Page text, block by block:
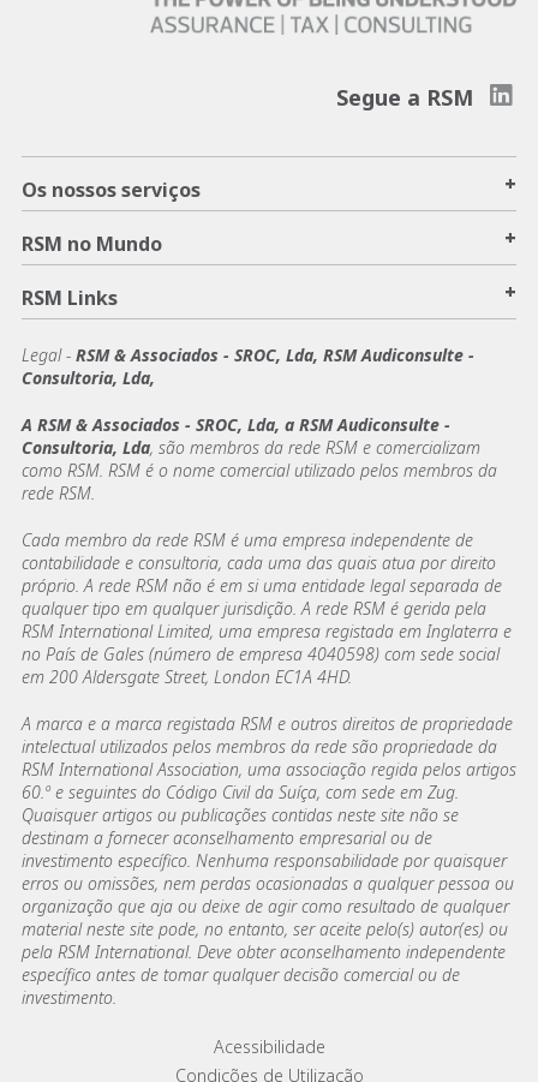
Segue a RSM
Os nossos serviços +
RSM no Mundo +
RSM Links +
Legal - RSM & Associados - SROC, Lda, RSM Audiconsulte -
Consultoria, Lda,
A RSM & Associados - SROC, Lda, a RSM Audiconsulte -
Consultoria, Lda, são membros da rede RSM e comercializam
como RSM. RSM é o nome comercial utilizado pelos membros da
rede RSM.
Cada membro da rede RSM é uma empresa independente de
contabilidade e consultoria, cada uma das quais atua por direito
próprio. A rede RSM não é em si uma entidade legal separada de
qualquer tipo em qualquer jurisdição. A rede RSM é gerida pela
RSM International Limited, uma empresa registada em Inglaterra e
no País de Gales (número de empresa 4040598) com sede social
em 200 Aldersgate Street, London EC1A 4HD.
A marca e a marca registada RSM e outros direitos de propriedade
intelectual utilizados pelos membros da rede são propriedade da
RSM International Association, uma associação regida pelos artigos
60.º e seguintes do Código Civil da Suíça, com sede em Zug.
Quaisquer artigos ou publicações contidas neste site não se
destinam a fornecer aconselhamento empresarial ou de
investimento específico. Nenhuma responsabilidade por quaisquer
erros ou omissões, nem perdas ocasionadas a qualquer pessoa ou
organização que aja ou deixe de agir como resultado de qualquer
material neste site pode, no entanto, ser aceite pelo(s) autor(es) ou
pela RSM International. Deve obter aconselhamento independente
específico antes de tomar qualquer decisão comercial ou de
investimento.
Footer menu linksAcessibilidade
Condições de Utilização